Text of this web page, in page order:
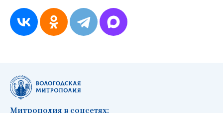
Митрополия в соцсетях: